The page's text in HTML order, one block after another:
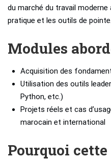
du marché du travail
pratique et les outils de pointe.
Modules
Acquisition des
Utilisation des outils
Python, etc.)
Projets réels et cas
marocain et international
Pourquoi